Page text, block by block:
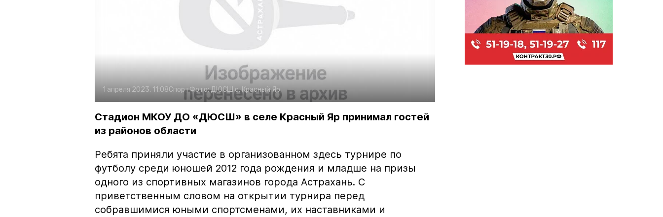
1 апреля 2023, 11:08СпортФото:ДЮСШ с. Красный Яр
Стадион МКОУ ДО «ДЮСШ» в селе Красный Яр принимал гостей
из районов области
Ребята приняли участие в организованном здесь турнире по
футболу среди юношей 2012 года рождения и младше на призы
одного из спортивных магазинов города Астрахань. С
приветственным словом на открытии турнира перед
собравшимися юными спортсменами, их наставниками и